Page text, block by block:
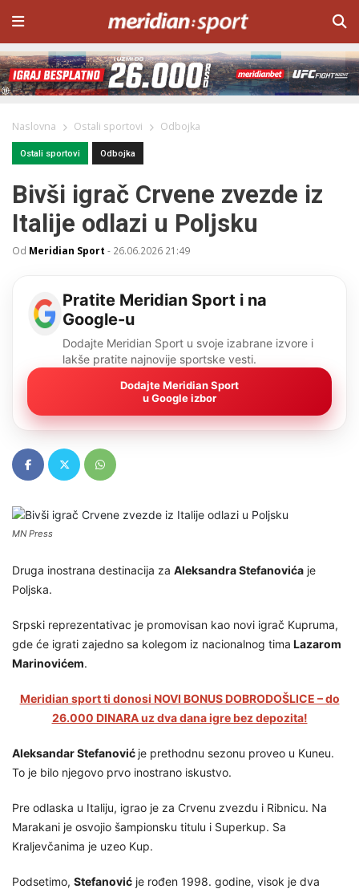
Naslovna Ostali sportovi Odbojka
Ostali sportovi Odbojka
Bivši igrač Crvene zvezde iz
Italije odlazi u Poljsku
Od Meridian Sport - 26.06.2026 21:49
Pratite Meridian Sport i na
Google-u
Dodajte Meridian Sport u svoje izabrane izvore i
lakše pratite najnovije sportske vesti.
Dodajte Meridian Sport
u Google izbor
MN Press
Druga inostrana destinacija za Aleksandra Stefanovića je
Poljska.
Srpski reprezentativac je promovisan kao novi igrač Kupruma,
gde će igrati zajedno sa kolegom iz nacionalnog tima Lazarom
Marinovićem.
Meridian sport ti donosi NOVI BONUS DOBRODOŠLICE – do
26.000 DINARA uz dva dana igre bez depozita!
Aleksandar Stefanović je prethodnu sezonu proveo u Kuneu.
To je bilo njegovo prvo inostrano iskustvo.
Pre odlaska u Italiju, igrao je za Crvenu zvezdu i Ribnicu. Na
Marakani je osvojio šampionsku titulu i Superkup. Sa
Kraljevčanima je uzeo Kup.
Podsetimo, Stefanović je rođen 1998. godine, visok je dva